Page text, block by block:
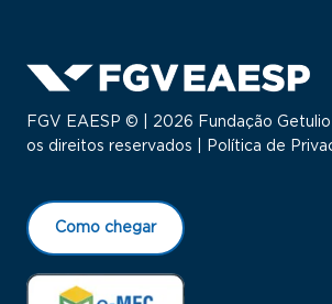
FGV EAESP © | 2026 Fundação
os direitos reservados |
Política de
Como chegar